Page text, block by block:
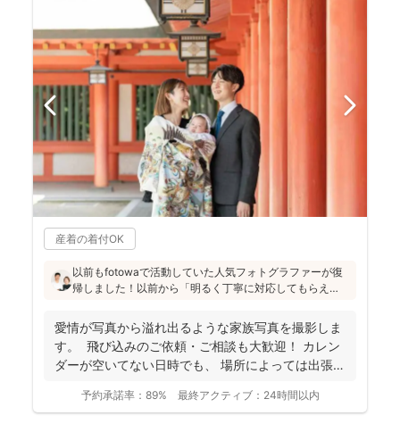
産着の着付OK
以前もfotowaで活動していた人気フォトグラファーが復
帰しました！以前から「明るく丁寧に対応してもらえ
と好評です♪特にニューボーンフォトは様々な研修を受講
し、クオリティ高いお写真をお届けされています(^^)
愛情が写真から溢れ出るような家族写真を撮影しま
す。 飛び込みのご依頼・ご相談も大歓迎！ カレン
ダーが空いてない日時でも、 場所によっては出張で
予約承諾率： 89% 最終アクティブ： 24時間以内